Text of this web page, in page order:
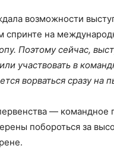
возможности
спринте на
Поэтому сейчас,
участвовать в
ворваться сразу на
— командное
побороться за